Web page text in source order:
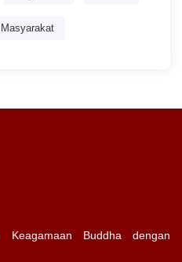
Keagamaan Buddha dengan